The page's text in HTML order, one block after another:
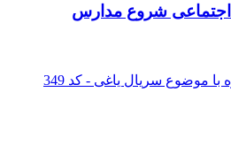
اجتماعی شروع مدارس